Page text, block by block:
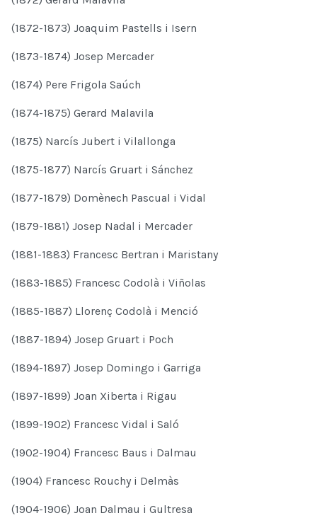
(1872-1873) Joaquim Pastells i Isern
(1873-1874) Josep Mercader
(1874) Pere Frigola Saúch
(1874-1875) Gerard Malavila
(1875) Narcís Jubert i Vilallonga
(1875-1877) Narcís Gruart i Sánchez
(1877-1879) Domènech Pascual i Vidal
(1879-1881) Josep Nadal i Mercader
(1881-1883) Francesc Bertran i Maristany
(1883-1885) Francesc Codolà i Viñolas
(1885-1887) Llorenç Codolà i Menció
(1887-1894) Josep Gruart i Poch
(1894-1897) Josep Domingo i Garriga
(1897-1899) Joan Xiberta i Rigau
(1899-1902) Francesc Vidal i Saló
(1902-1904) Francesc Baus i Dalmau
(1904) Francesc Rouchy i Delmàs
(1904-1906) Joan Dalmau i Gultresa